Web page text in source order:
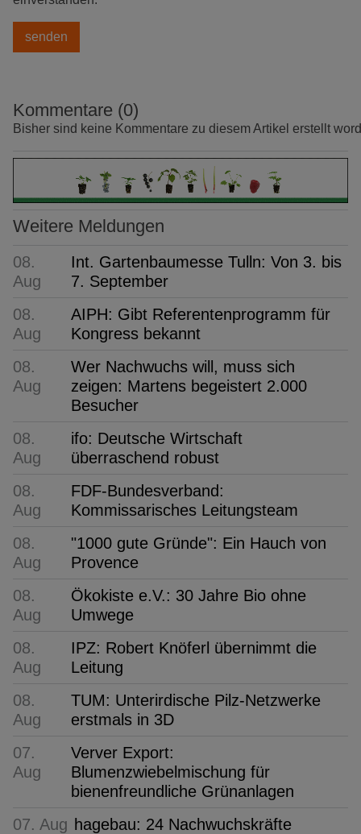
Kommentare (0)
Bisher sind keine Kommentare zu diesem Artikel erstellt
Weitere Meldungen
08.
Aug
Int. Gartenbaumesse Tulln: Von 3. bis
7. September
08.
Aug
AIPH: Gibt Referentenprogramm für
Kongress bekannt
08.
Aug
Wer Nachwuchs will, muss sich
zeigen: Martens begeistert 2.000
Besucher
08.
Aug
ifo: Deutsche Wirtschaft
überraschend robust
08.
Aug
FDF-Bundesverband:
Kommissarisches Leitungsteam
08.
Aug
"1000 gute Gründe": Ein Hauch von
Provence
08.
Aug
Ökokiste e.V.: 30 Jahre Bio ohne
Umwege
08.
Aug
IPZ: Robert Knöferl übernimmt die
Leitung
08.
Aug
TUM: Unterirdische Pilz-Netzwerke
erstmals in 3D
07.
Aug
Verver Export:
Blumenzwiebelmischung für
bienenfreundliche Grünanlagen
07. Aug hagebau: 24 Nachwuchskräfte